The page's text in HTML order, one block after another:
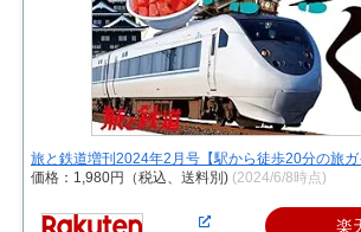
旅と鉄道増刊2024年2月号【駅から徒歩20分の旅ガ
価格：1,980円（税込、送料別) (2024/6/8時点)
楽